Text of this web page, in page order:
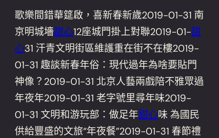
歌樂間錯華筵啟，喜新春新歲2019-01-31 南
京明城墻甜心12座城門掛上對聯2019-01-甜
心31 汗青文明街區維護重在街不在樓2019-
01-31 趣談新春年俗：現代過年為啥要貼門
神像？2019-01-31 北京人藝兩戲陪不雅眾過
年夜年2019-01-31 老字號里尋年味2019-
01-31 文明和游玩部：做足年甜心味 為國民
供給豐盛的文旅“年夜餐”2019-01-31 春節禮